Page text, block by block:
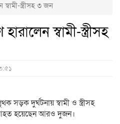
স্ত্রীসহ ৩ জন
স্বামী-স্ত্রীসহ
সড়ক দুর্ঘটনায় স্বামী ও স্ত্রীসহ
হয়েছেন আরও দুজন।